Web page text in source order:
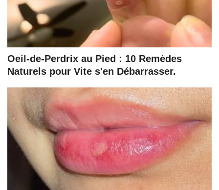
Oeil-de-Perdrix au Pied : 10 Remèdes
Naturels pour Vite s'en Débarrasser.